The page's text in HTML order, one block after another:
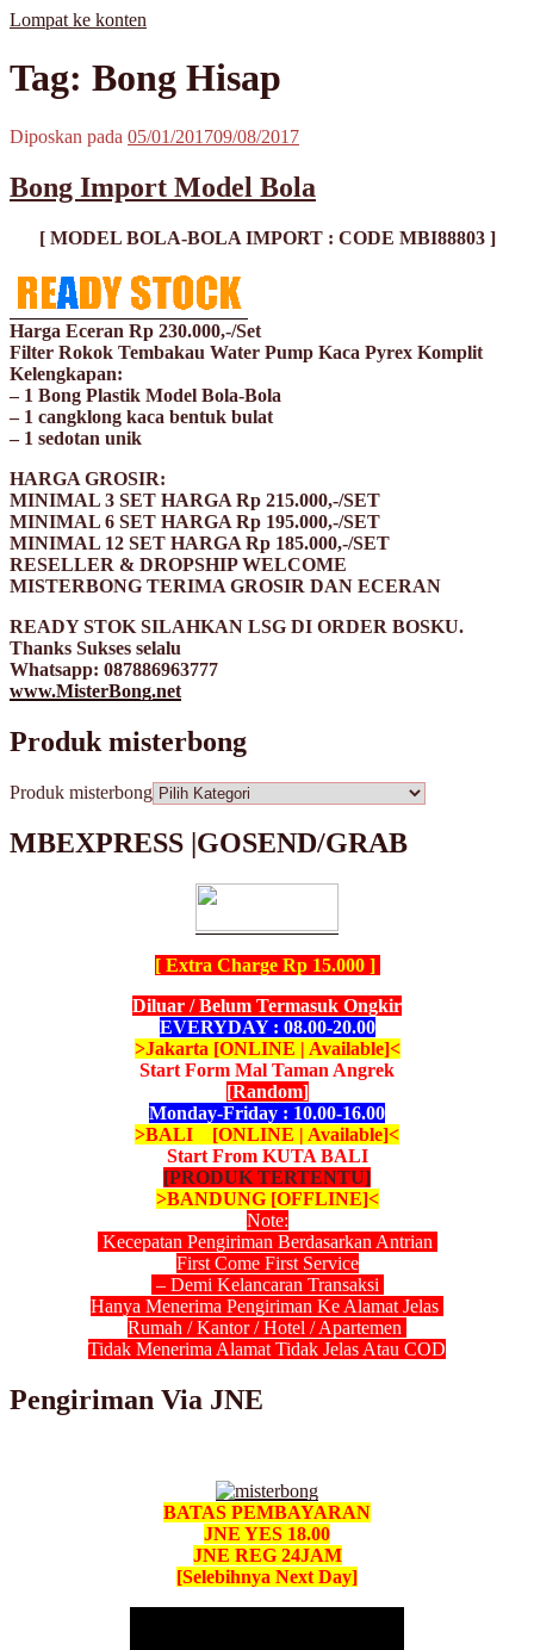
Lompat ke konten
MisterBong | www.misterbong.net | Specialist Penjualan Bong Dan
Cangklong Kaca Pyrex
misterbong | Distributor Specialist Penjualan Bong Kaca Pyrex Dan
Cangklong Kaca Pyrex Terpopuler Terlengkap Terpercaya No 1 Di
Asia | melayani Grosir Dan Eceran | Resseler Dan Agent Welcome |
| jual bong online | jual bong terpercaya | jual bong aman | jual bong
kaca pyrex | cangklong | cangklong kaca pyrex | jual cangklong |
| pipes | pyrex glass | kaca pyrex | pirek | paca pirek | pipet | pipet kaca
| pipet amoxan | jual pipet kaca | jual pipet online | timbangan |
timbangan digital | timbangan emas | scale | timbangan berlian |
Tag: Bong Hisap
Diposkan pada 05/01/201709/08/2017
Bong Import Model Bola
[ MODEL BOLA-BOLA IMPORT : CODE MBI88803 ]
Harga Eceran Rp 230.000,-/Set
Filter Rokok Tembakau Water Pump Kaca Pyrex Komplit
Kelengkapan:
– 1 Bong Plastik Model Bola-Bola
– 1 cangklong kaca bentuk bulat
– 1 sedotan unik
HARGA GROSIR:
MINIMAL 3 SET HARGA Rp 215.000,-/SET
MINIMAL 6 SET HARGA Rp 195.000,-/SET
MINIMAL 12 SET HARGA Rp 185.000,-/SET
RESELLER & DROPSHIP WELCOME
MISTERBONG TERIMA GROSIR DAN ECERAN
READY STOK SILAHKAN LSG DI ORDER BOSKU.
Thanks Sukses selalu
Whatsapp: 087886963777
www.MisterBong.net
Produk misterbong
Produk misterbong
MBEXPRESS |GOSEND/GRAB
[ Extra Charge Rp 15.000 ]
Diluar / Belum Termasuk Ongkir
EVERYDAY : 08.00-20.00
>Jakarta [ONLINE | Available]<
Start Form Mal Taman Angrek
[Random]
Monday-Friday : 10.00-16.00
>BALI [ONLINE | Available]<
Start From KUTA BALI
[PRODUK TERTENTU]
>BANDUNG [OFFLINE]<
Note:
Kecepatan Pengiriman Berdasarkan Antrian
First Come First Service
– Demi Kelancaran Transaksi
Hanya Menerima Pengiriman Ke Alamat Jelas
Rumah / Kantor / Hotel / Apartemen
Tidak Menerima Alamat Tidak Jelas Atau COD
Pengiriman Via JNE
BATAS PEMBAYARAN
JNE YES 18.00
JNE REG 24JAM
[Selebihnya Next Day]